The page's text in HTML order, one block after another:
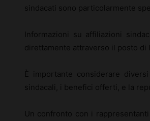
sindacati sono particolarmente
Informazioni su affiliazioni
direttamente attraverso il posto
È importante considerare
sindacali, i benefici offerti, e la
Un confronto con i